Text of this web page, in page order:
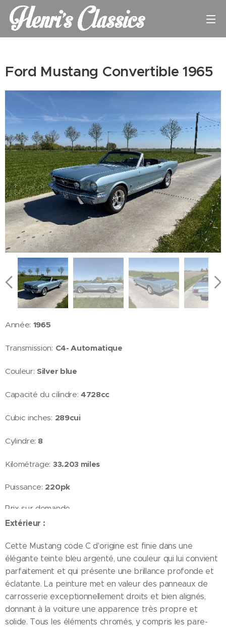
Ford Mustang Convertible 1965
Année: 1965
Transmission: C4- Automatique
Couleur:Silver blue
Capacité du cilindre: 4728cc
Cubic inches: 289cui
Cylindre: 8
Kilométrage: 33.203 miles
Puissance: 220pk
Prix sur demande
Extérieur :
Cette Mustang code C d'origine est finie dans une
élégante teinte bleu argenté, une couleur qui lui convient
parfaitement et qui présente une brillance profonde et
éclatante. La peinture met en valeur des panneaux de
carrosserie exceptionnellement droits et bien alignés,
donnant à la voiture une apparence très propre et
solide. Tous les éléments chromés, y compris les pare-